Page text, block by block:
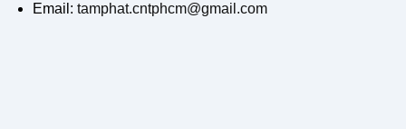
Email: tamphat.cntphcm@gmail.com